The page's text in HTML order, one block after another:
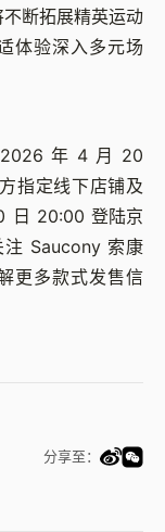
断拓展精英运动
体验深入多元场
2026 年 4 月 20
指定线下店铺及
日 20:00 登陆京
注 Saucony 索康
更多款式发售信
分享至：